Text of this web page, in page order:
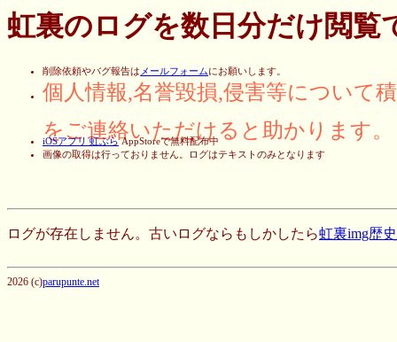
虹裏のログを数日分だけ閲覧
削除依頼やバグ報告はメールフォームにお願いします。
個人情報,名誉毀損,侵害等について
をご連絡いただけると助かります。
iOSアプリ 虹ぶらAppStoreで無料配布中
画像の取得は行っておりません。ログはテキストのみとなります
ログが存在しません。古いログならもしかしたら虹裏img歴
2026 (c)parupunte.net